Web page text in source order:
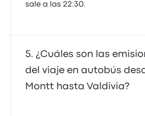
sale a las 22:30.
¿Cuáles son las
del viaje en autobús
Montt hasta Valdivia?